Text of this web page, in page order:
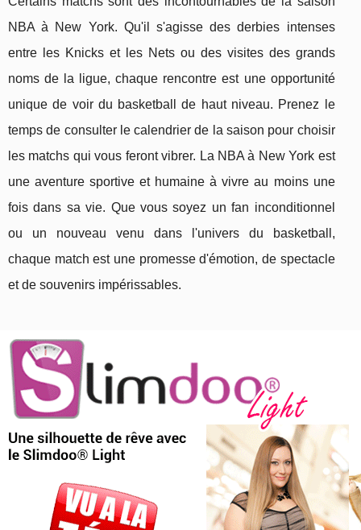
NBA à New York. Qu'il s'agisse des derbies intenses
entre les Knicks et les Nets ou des visites des grands
noms de la ligue, chaque rencontre est une opportunité
unique de voir du basketball de haut niveau. Prenez le
temps de consulter le calendrier de la saison pour choisir
les matchs qui vous feront vibrer. La NBA à New York est
une aventure sportive et humaine à vivre au moins une
fois dans sa vie. Que vous soyez un fan inconditionnel
ou un nouveau venu dans l'univers du basketball,
chaque match est une promesse d'émotion, de spectacle
et de souvenirs impérissables.